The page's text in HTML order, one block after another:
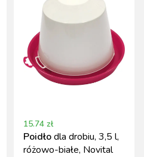
15.74 zł
Poidłodla drobiu, 3,5 l,
różowo-białe, Novital